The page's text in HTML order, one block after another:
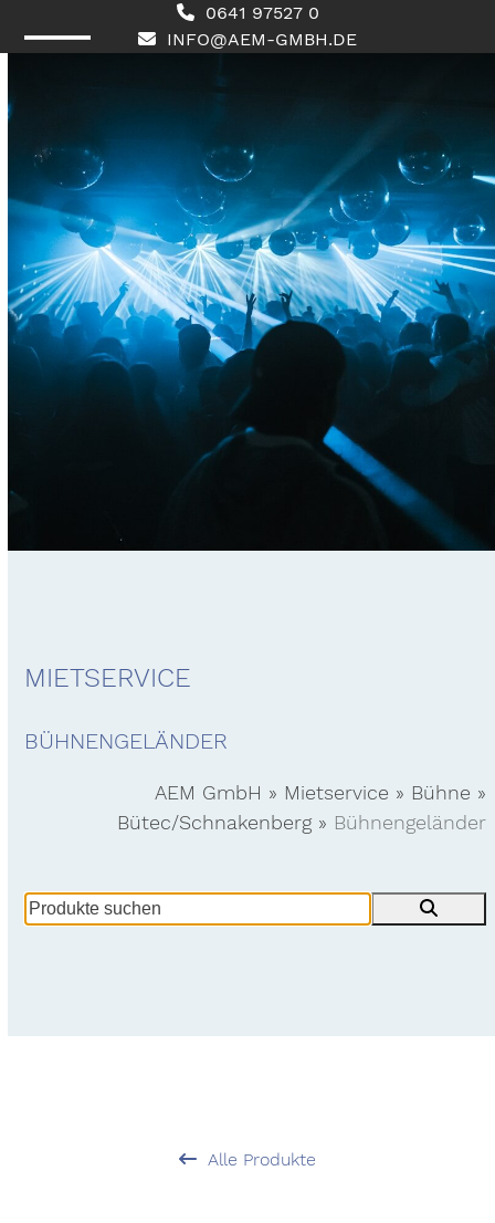
0641 97527 0
INFO@AEM-GMBH.DE
menu
menu
MIETSERVICE
BÜHNENGELÄNDER
AEM GmbH » Mietservice » Bühne »
Bütec/Schnakenberg » Bühnengeländer
Produkte
suchen
Alle Produkte